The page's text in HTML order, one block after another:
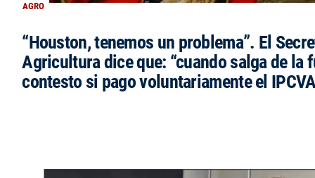
AGRO
“Houston, tenemos un problema”. El
Agricultura dice que: “cuando salga de la
contesto si pago voluntariamente el